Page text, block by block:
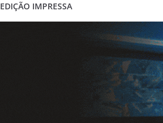
EDIÇÃO IMPRESSA